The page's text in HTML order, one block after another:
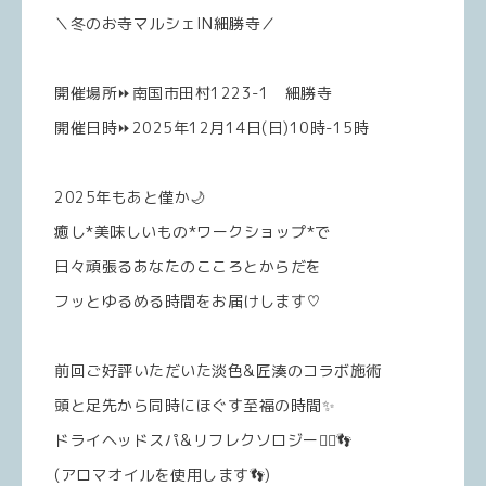
＼冬のお寺マルシェIN細勝寺／
開催場所⏩南国市田村1223-1 細勝寺
開催日時⏩2025年12月14日(日)10時-15時
2025年もあと僅か🌙
癒し*美味しいもの*ワークショップ*で
日々頑張るあなたのこころとからだを
フッとゆるめる時間をお届けします♡
前回ご好評いただいた淡色&匠湊のコラボ施術
頭と足先から同時にほぐす至福の時間✨
ドライヘッドスパ&リフレクソロジー💆‍♀️👣
(アロマオイルを使用します👣)